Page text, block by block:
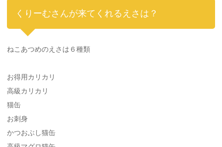
くりーむさんが来てくれるえさは？
ねこあつめのえさは６種類
お得用カリカリ
高級カリカリ
猫缶
お刺身
かつおぶし猫缶